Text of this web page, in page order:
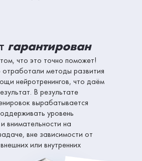
что это точно поможет!
методы развития
нейротренингов, что даём
В результате
вырабатывается
уровень
внимательности на
вне зависимости от
или внутренних
гарантирован